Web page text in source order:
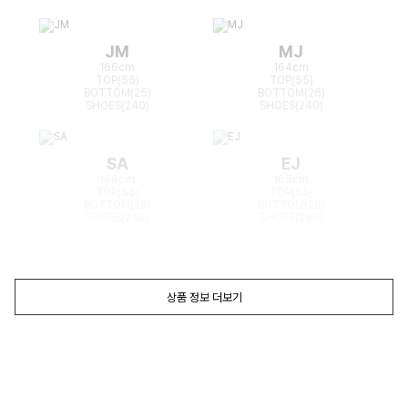
JM
166cm
TOP(55)
BOTTOM(25)
MJ
164cm
TOP(55)
BOTTOM(26)
SA EJ
상품 정보 더보기